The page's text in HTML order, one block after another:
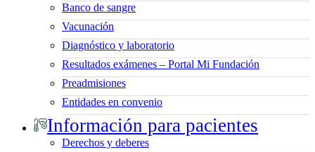
Banco de sangre
Vacunación
Diagnóstico y laboratorio
Resultados exámenes – Portal Mi Fundación
Preadmisiones
Entidades en convenio
Información para pacientes
Derechos y deberes